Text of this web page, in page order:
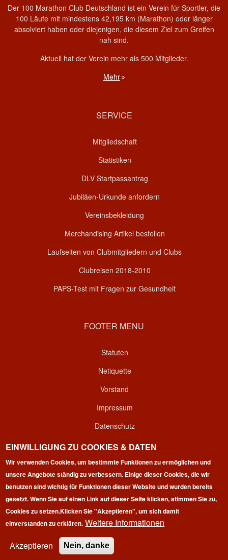
Der 100 Marathon Club Deutschland ist ein Verein für Sportler, die
100 Läufe mit mindestens 42,195 km (Marathon) oder länger
absolviert haben oder diejenigen, die diesem Ziel zum Greifen
nah sind.
Aktuell hat der Verein mehr als 500 Mitglieder.
Mehr
SERVICE
Mitgliedschaft
Statistiken
DLV Startpassantrag
Jubiläen-Urkunde anfordern
Vereinsbekleidung
Merchandising Artikel bestellen
Laufseiten von Clubmitgliedern und Clubs
Clubreisen 2018-2010
PAPS-Test mit Fragen zur Gesundheit
FOOTER MENU
Statuten
Netiquette
Vorstand
Impressum
Datenschutz
Kontakt
Login
Copyright © 2026 | 100 Marathon Club Deutschland e.V. | All
rights reserved.
EINWILLIGUNG ZU COOKIES & DATEN
Wir verwenden Cookies, um bestimmte Funktionen zu ermöglichen und
unsere Angebote ständig zu verbessern. Einige dieser Cookies, die wir
benutzen sind wichtig für Funktionen dieser Website und wurden bereits
gesetzt. Wenn Sie auf einen Link auf dieser Seite klicken, stimmen Sie zu,
Cookies zu setzen.Klicken Sie "Akzeptieren", um sich damit
einverstanden zu erklären. Weitere Informationen
Akzeptieren
Nein, danke